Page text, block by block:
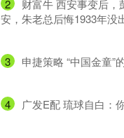
2
财富牛 西安事变后
安，朱老总后悔1933年没
3 申捷策略 “中国金童”
4 广发E配 琉球自白：